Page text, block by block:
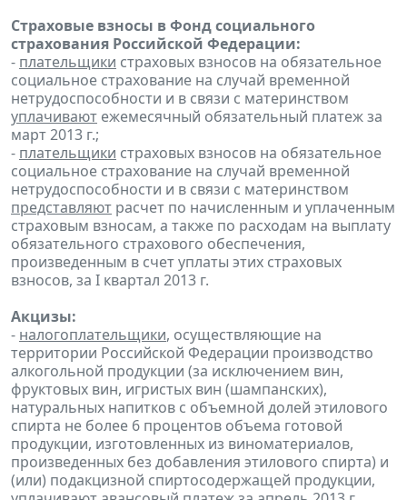
Страховые взносы в Фонд социального
страхования Российской Федерации:
- плательщики страховых взносов на обязательное
социальное страхование на случай временной
нетрудоспособности и в связи с материнством
уплачивают ежемесячный обязательный платеж за
март 2013 г.;
- плательщики страховых взносов на обязательное
социальное страхование на случай временной
нетрудоспособности и в связи с материнством
представляют расчет по начисленным и уплаченным
страховым взносам, а также по расходам на выплату
обязательного страхового обеспечения,
произведенным в счет уплаты этих страховых
взносов, за I квартал 2013 г.
Акцизы:
- налогоплательщики, осуществляющие на
территории Российской Федерации производство
алкогольной продукции (за исключением вин,
фруктовых вин, игристых вин (шампанских),
натуральных напитков с объемной долей этилового
спирта не более 6 процентов объема готовой
продукции, изготовленных из виноматериалов,
произведенных без добавления этилового спирта) и
(или) подакцизной спиртосодержащей продукции,